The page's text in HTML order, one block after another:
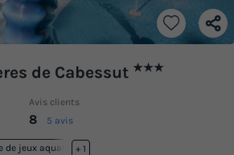
de Cabessut ★★★
Avis clients
8 5 avis
de jeux aquatique
+ 1